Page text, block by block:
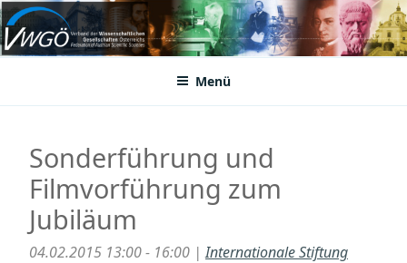
Zum
Inhalt
springenVWGÖ
Federation of Austrian Scientific Societies
Menü
Sonderführung und
Filmvorführung zum
Jubiläum
04.02.2015 13:00 - 16:00 |Internationale Stiftung